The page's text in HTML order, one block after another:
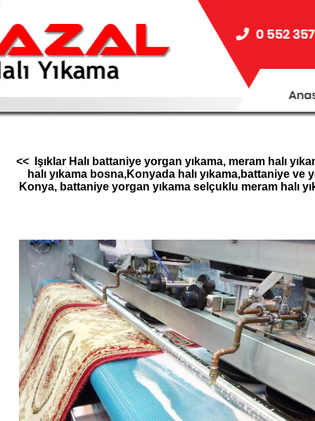
<< Işıklar Halı battaniye yorgan yıkama, meram halı
halı yıkama bosna,Konyada halı yıkama,battaniye ve
Konya, battaniye yorgan yıkama selçuklu meram halı